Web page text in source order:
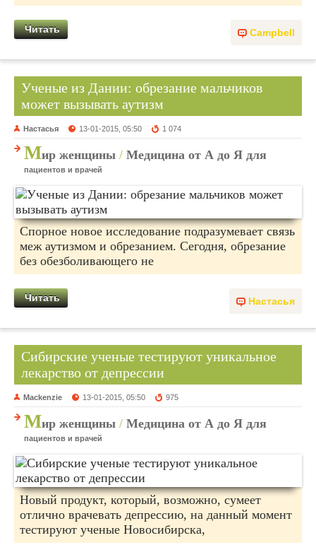
Campbell
Читать
Ученые из Дании: обрезание мальчиков
может вызывать аутизм
Настасья 13-01-2015, 05:50 1 074
Мир женщины / Медицина от А до Я для
пациентов и врачей
Спорное новое исследование подразумевает связь
меж аутизмом и обрезанием. Сегодня, обрезание
без обезболивающего не
Настасья
Читать
Сибирские ученые тестируют уникальное
лекарство от депрессии
Mackenzie 13-01-2015, 05:50 975
Мир женщины / Медицина от А до Я для
пациентов и врачей
Новый продукт, который, возможно, сумеет
отлично врачевать депрессию, на данный момент
тестируют ученые Новосибирска,